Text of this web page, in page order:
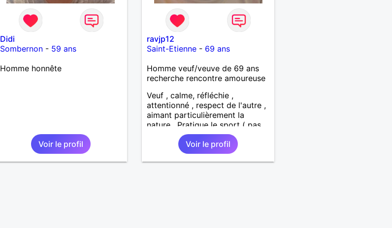
Didi
Sombernon- 59 ans
Homme honnête
Voir le profil
ravjp12
Saint-Etienne - 69 ans
Homme veuf/veuve de 69 ans
recherche rencontre amoureuse
Veuf , calme, réfléchie ,
attentionné , respect de l'autre ,
aimant particulièrement la
nature . Pratique le sport ( pas
dans une salle) et la randonnée.
Recherche personne (50 km
environ autour de saint étienne)
pour finir le reste de ma vie ,
Voir le profil